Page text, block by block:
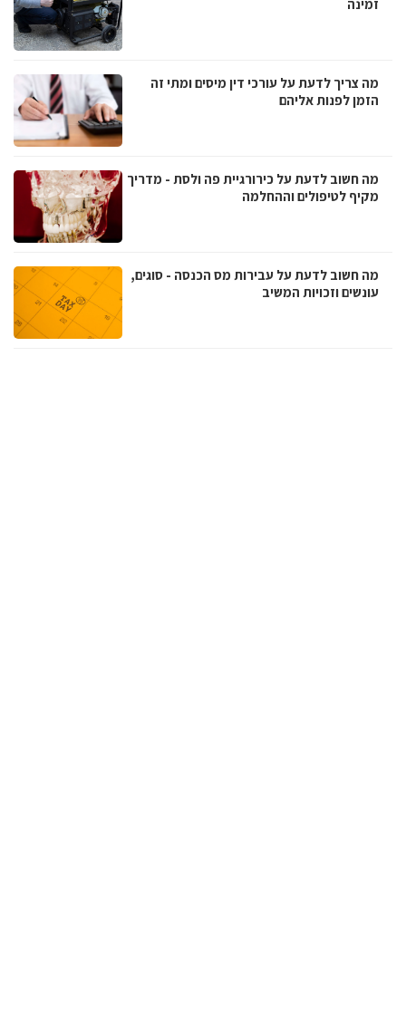
זמינה
מה צריך לדעת על עורכי דין מיסים ומתי זה
הזמן לפנות אליהם
מה חשוב לדעת על כירורגיית פה ולסת - מדריך
מקיף לטיפולים וההחלמה
מה חשוב לדעת על עבירות מס הכנסה - סוגים,
עונשים וזכויות המשיב